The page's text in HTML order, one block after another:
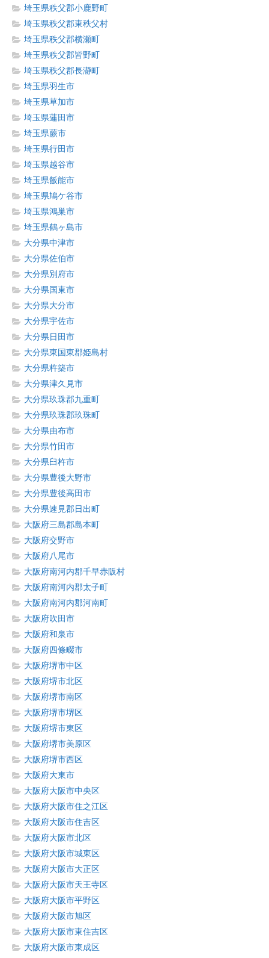
埼玉県秩父郡小鹿野町
埼玉県秩父郡東秩父村
埼玉県秩父郡横瀬町
埼玉県秩父郡皆野町
埼玉県秩父郡長瀞町
埼玉県羽生市
埼玉県草加市
埼玉県蓮田市
埼玉県蕨市
埼玉県行田市
埼玉県越谷市
埼玉県飯能市
埼玉県鳩ケ谷市
埼玉県鴻巣市
埼玉県鶴ヶ島市
大分県中津市
大分県佐伯市
大分県別府市
大分県国東市
大分県大分市
大分県宇佐市
大分県日田市
大分県東国東郡姫島村
大分県杵築市
大分県津久見市
大分県玖珠郡九重町
大分県玖珠郡玖珠町
大分県由布市
大分県竹田市
大分県臼杵市
大分県豊後大野市
大分県豊後高田市
大分県速見郡日出町
大阪府三島郡島本町
大阪府交野市
大阪府八尾市
大阪府南河内郡千早赤阪村
大阪府南河内郡太子町
大阪府南河内郡河南町
大阪府吹田市
大阪府和泉市
大阪府四條畷市
大阪府堺市中区
大阪府堺市北区
大阪府堺市南区
大阪府堺市堺区
大阪府堺市東区
大阪府堺市美原区
大阪府堺市西区
大阪府大東市
大阪府大阪市中央区
大阪府大阪市住之江区
大阪府大阪市住吉区
大阪府大阪市北区
大阪府大阪市城東区
大阪府大阪市大正区
大阪府大阪市天王寺区
大阪府大阪市平野区
大阪府大阪市旭区
大阪府大阪市東住吉区
大阪府大阪市東成区